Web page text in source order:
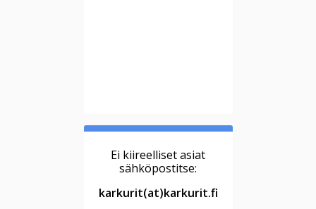
Ei kiireelliset asiat
sähköpostitse:
karkurit(at)karkurit.fi